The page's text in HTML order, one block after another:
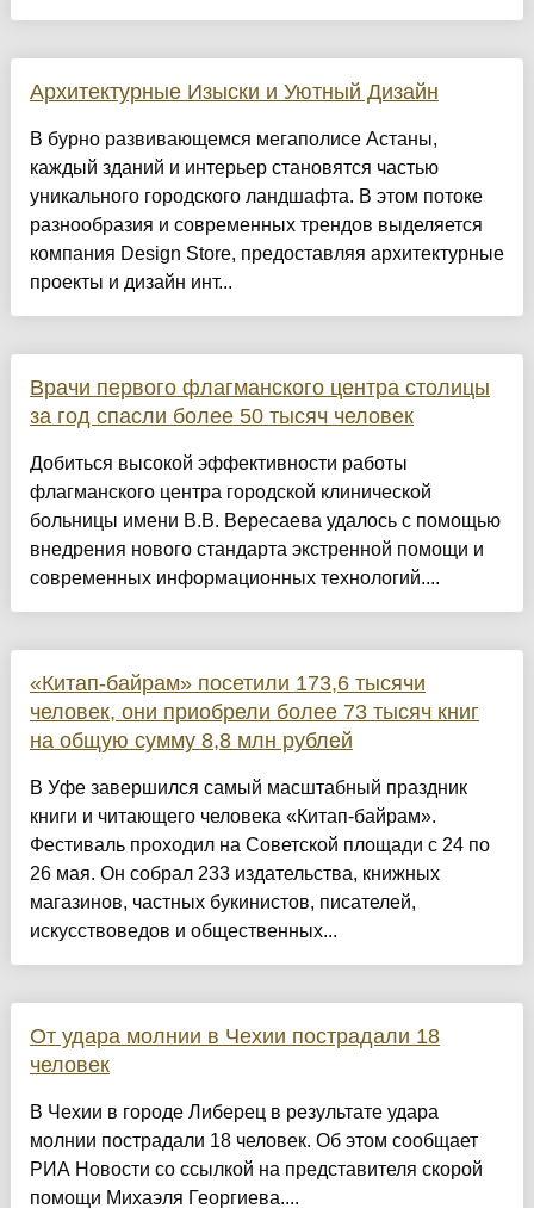
Архитектурные Изыски и Уютный Дизайн
​В бурно развивающемся мегаполисе Астаны,
каждый зданий и интерьер становятся частью
уникального городского ландшафта. В этом потоке
разнообразия и современных трендов выделяется
компания Design Store, предоставляя архитектурные
проекты и дизайн инт...
Врачи первого флагманского центра столицы
за год спасли более 50 тысяч человек
Добиться высокой эффективности работы
флагманского центра городской клинической
больницы имени В.В. Вересаева удалось с помощью
внедрения нового стандарта экстренной помощи и
современных информационных технологий....
«Китап-байрам» посетили 173,6 тысячи
человек, они приобрели более 73 тысяч книг
на общую сумму 8,8 млн рублей
В Уфе завершился самый масштабный праздник
книги и читающего человека «Китап-байрам».
Фестиваль проходил на Советской площади с 24 по
26 мая. Он собрал 233 издательства, книжных
магазинов, частных букинистов, писателей,
искусствоведов и общественных...
От удара молнии в Чехии пострадали 18
человек
В Чехии в городе Либерец в результате удара
молнии пострадали 18 человек. Об этом сообщает
РИА Новости со ссылкой на представителя скорой
помощи Михаэля Георгиева....